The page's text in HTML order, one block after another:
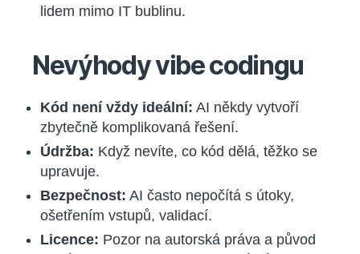
lidem mimo IT bublinu.
Nevýhody vibe codingu
Kód není vždy ideální: AI někdy vytvoří
zbytečně komplikovaná řešení.
Údržba: Když nevíte, co kód dělá, těžko se
upravuje.
Bezpečnost: AI často nepočítá s útoky,
ošetřením vstupů, validací.
Licence: Pozor na autorská práva a původ